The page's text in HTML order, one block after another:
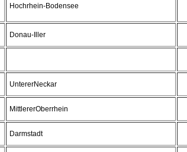
Hochrhein-Bodensee
Donau-Iller
UntererNeckar
MittlererOberrhein
Darmstadt